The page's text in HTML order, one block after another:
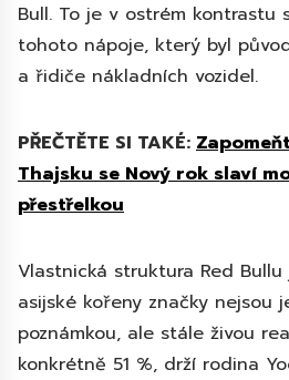
Bull. To je v ostrém kontrastu
tohoto nápoje, který byl
a řidiče nákladních vozidel.
PŘEČTĚTE SI TAKÉ:
Thajsku se Nový rok slaví
přestřelkou
Vlastnická struktura Red
asijské kořeny značky nejsou
poznámkou, ale stále živou
konkrétně 51 %, drží rodina